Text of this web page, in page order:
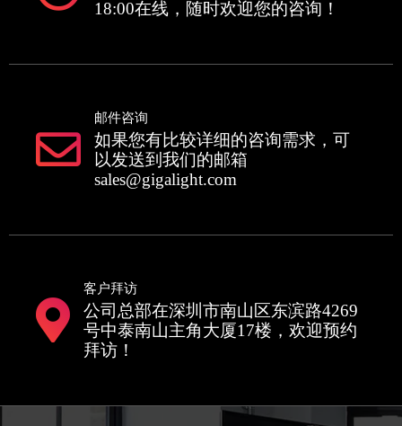
18:00在线，随时欢迎您的咨询！
邮件咨询
如果您有比较详细的咨询需求，可
以发送到我们的邮箱
sales@gigalight.com
客户拜访
公司总部在深圳市南山区东滨路4269
号中泰南山主角大厦17楼，欢迎预约
拜访！